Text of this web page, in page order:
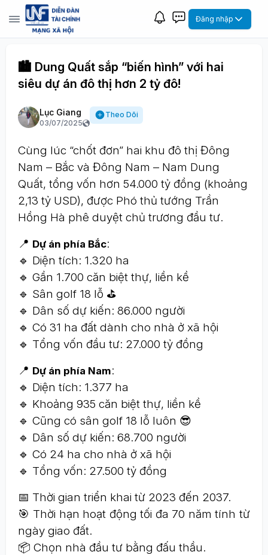
Đăng nhập
🏙️ Dung Quất sắp “biến hình” với hai
siêu dự án đô thị hơn 2 tỷ đô!
Lục Giang
03/07/2025
Theo Dõi
Cùng lúc “chốt đơn” hai khu đô thị Đông
Nam – Bắc và Đông Nam – Nam Dung
Quất, tổng vốn hơn 54.000 tỷ đồng (khoảng
2,13 tỷ USD), được Phó thủ tướng Trần
Hồng Hà phê duyệt chủ trương đầu tư.
📍 Dự án phía Bắc:
🔹 Diện tích: 1.320 ha
🔹 Gần 1.700 căn biệt thự, liền kề
🔹 Sân golf 18 lỗ ⛳
🔹 Dân số dự kiến: 86.000 người
🔹 Có 31 ha đất dành cho nhà ở xã hội
🔹 Tổng vốn đầu tư: 27.000 tỷ đồng
📍 Dự án phía Nam:
🔹 Diện tích: 1.377 ha
🔹 Khoảng 935 căn biệt thự, liền kề
🔹 Cũng có sân golf 18 lỗ luôn 😎
🔹 Dân số dự kiến: 68.700 người
🔹 Có 24 ha cho nhà ở xã hội
🔹 Tổng vốn: 27.500 tỷ đồng
📅 Thời gian triển khai từ 2023 đến 2037.
🎯 Thời hạn hoạt động tối đa 70 năm tính từ
ngày giao đất.
📦 Chọn nhà đầu tư bằng đấu thầu.